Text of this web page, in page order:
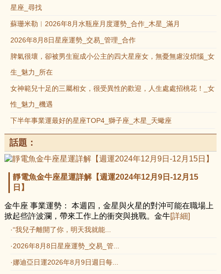
星座_尋找
蘇珊米勒︱2026年8月水瓶座月度運勢_合作_木星_滿月
2026年8月8日星座運勢_交易_管理_合作
脾氣很壞，卻被男生寵成小公主的四大星座女，無憂無慮沒煩惱_女
生_魅力_所在
女神範兒十足的三屬相女，很受異性的歡迎，人生處處招桃花！_女
性_魅力_機遇
下半年事業運最好的星座TOP4_獅子座_木星_天蠍座
話題：
靜電魚金牛座星運詳解【週運2024年12月9日-12月15
日】
金牛座 事業運勢： 本週四，金星與火星的對沖可能在職場上
掀起些許波瀾，帶來工作上的衝突與挑戰。金牛[詳細]
·“我兒子離開了你，明天我就能...
·2026年8月8日星座運勢_交易_管...
·娜迪亞日運2026年8月9日週日每...